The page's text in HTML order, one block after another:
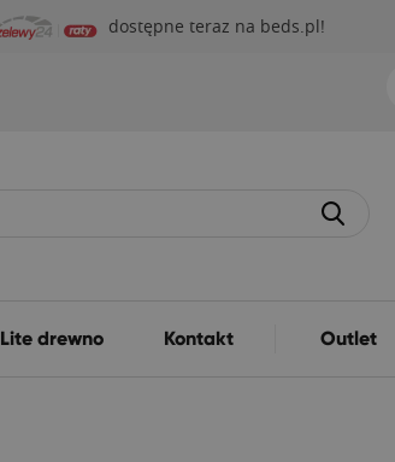
dostępne teraz na beds.pl!
Lite drewno Kontakt Outlet